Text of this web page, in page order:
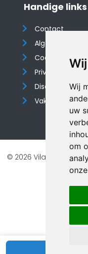
Wij
uw
om
Handige links
Contact
Algemene
Cookieverklaring
Disclaimer
Vakantiehuis
© 2026 Vilando